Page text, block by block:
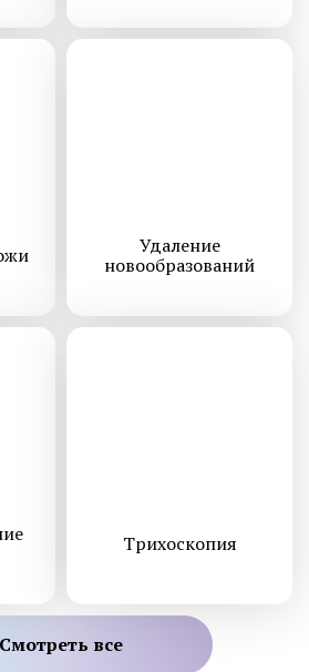
Удаление
новообразований
Трихоскопия
Смотреть все